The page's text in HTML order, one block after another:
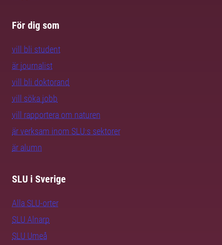
För dig som
vill bli student
är journalist
vill bli doktorand
vill söka jobb
vill rapportera om naturen
är verksam inom SLU:s sektorer
är alumn
SLU i Sverige
Alla SLU-orter
SLU Alnarp
SLU Umeå